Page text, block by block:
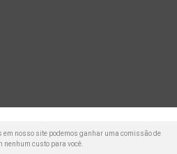
em nosso site podemos ganhar uma comissão de
nenhum custo para você.